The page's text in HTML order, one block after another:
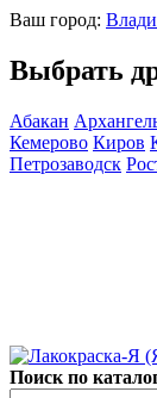
Ваш город:
Выбрать
Абакан
Кемерово Киров
Петрозаводск
Поиск по